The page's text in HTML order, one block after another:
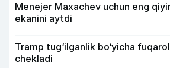
Menejer Maxachev uchun eng
ekanini aytdi
Tramp tug‘ilganlik bo‘yicha
chekladi